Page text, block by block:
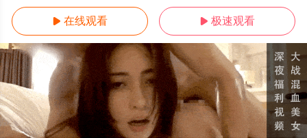
 在线观看  极速观看